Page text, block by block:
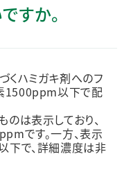
すか。
ハミガキ剤へのフ
1500ppm以下で配
は表示しており、
です。一方、表示
下で、詳細濃度は非